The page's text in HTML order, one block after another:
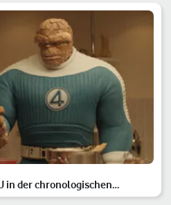
in der chronologischen